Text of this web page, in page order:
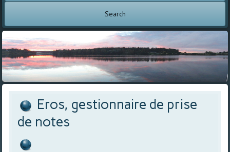
Search
Eros, gestionnaire de prise
de notes